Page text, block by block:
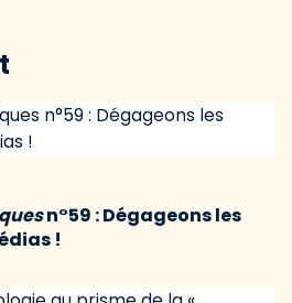
n°59 : Dégageons les
!